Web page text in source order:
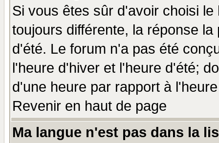
Si vous êtes sûr d'avoir choisi
toujours différente, la réponse
d'été. Le forum n'a pas été
l'heure d'hiver et l'heure d'été;
d'une heure par rapport à
Revenir en haut de page
Ma langue n'est pas dans la